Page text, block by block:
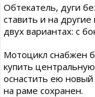
Обтекатель, дуги
ставить и на
двух вариантах: с
Мотоцикл снабжен
купить
оснастить ею
на раме сохранен.